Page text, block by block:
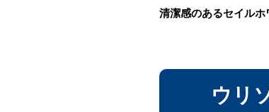
清潔感のあるセイルホ
ウリ